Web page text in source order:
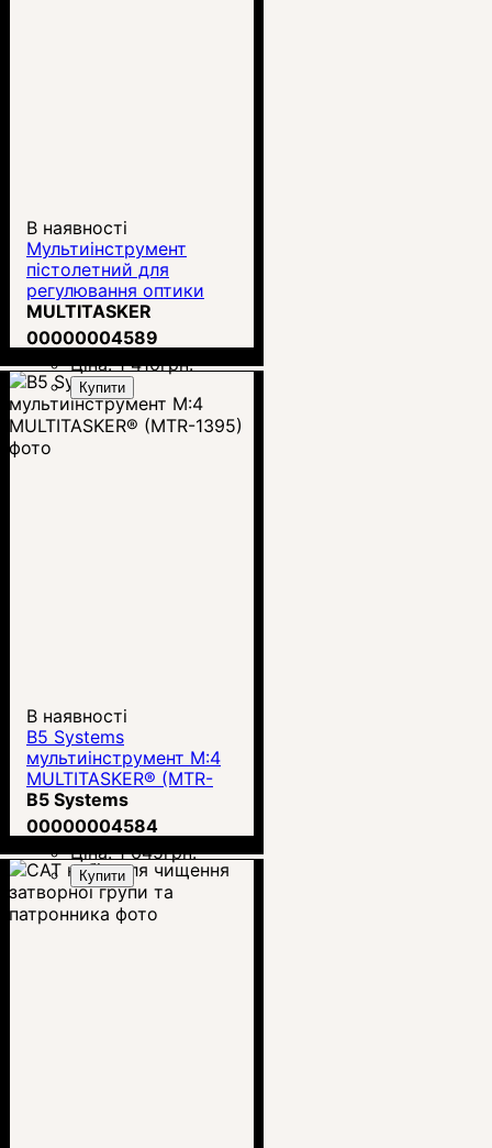
В наявності
Мультиінструмент
пістолетний для
регулювання оптики
Multitasker Nano2
MULTITASKER
00000004589
Ціна:1 410грн.
Купити
В наявності
B5 Systems
мультиінструмент M:4
MULTITASKER® (MTR-
1395)
B5 Systems
00000004584
Ціна:1 645грн.
Купити